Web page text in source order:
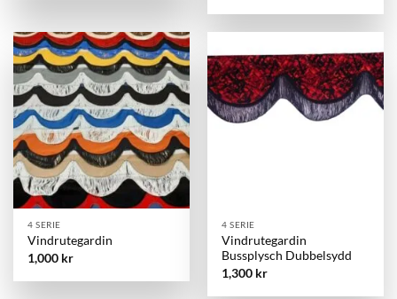
4 SERIE
Vindrutegardin
1,000 kr
4 SERIE
Vindrutegardin
Bussplysch Dubbelsydd
1,300 kr